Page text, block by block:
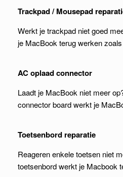
Trackpad / Mousepad
Werkt je trackpad niet goed
je MacBook terug werken
AC oplaad connector
Laadt je MacBook niet meer
connector board werkt je
Toetsenbord reparatie
Reageren enkele toetsen niet
toetsenbord werkt je Macbook